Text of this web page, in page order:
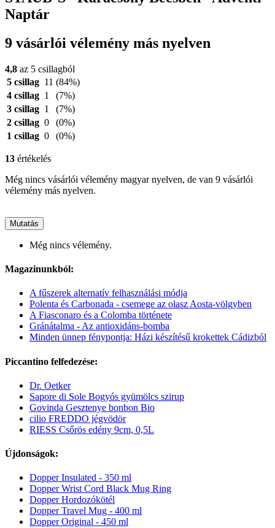
Naptár
9 vásárlói vélemény más nyelven
4,8 az 5 csillagból
5 csillag 11 (84%)
4 csillag 1
(7%)
3 csillag 1
(7%)
2 csillag 0
(0%)
1 csillag 0 (0%)
13 értékelés
Még nincs vásárlói vélemény magyar nyelven, de van 9 vásárlói
vélemény más nyelven.
Mutatás
Még nincs vélemény.
Magazinunkból:
A fűszerek alternatív felhasználási módja
Polenta és Carbonada - csemege az olasz Aosta-völgyben
A Fiasconaro és a Colomba története
Gránátalma - Az antioxidáns-bomba
Minden ünnep fénypontja: Házi készítésű krokettek Cádizból
Piccantino felfedezése:
Dr. Oetker
Sapore di Sole Bogyós gyümölcs szirup
Govinda Gesztenye bonbon Bio
cilio FREDDO jégvödör
RIESS Csőrös edény 9cm, 0,5L
Újdonságok:
Dopper Insulated - 350 ml
Dopper Wrist Cord Black Mug Ring
Dopper Hordozókötél
Dopper Travel Mug - 400 ml
Dopper Original - 450 ml